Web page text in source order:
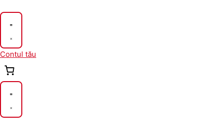
to
content
Contul tău